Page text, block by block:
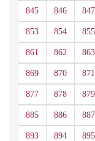
845 846 847
853 854 855
861 862 863
869 870 871
877 878 879
885 886 887
893 894 895